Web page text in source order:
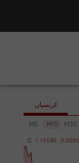
کرنسیاں
M5 M15 M30
C 1 . 1 5580 0 .0000